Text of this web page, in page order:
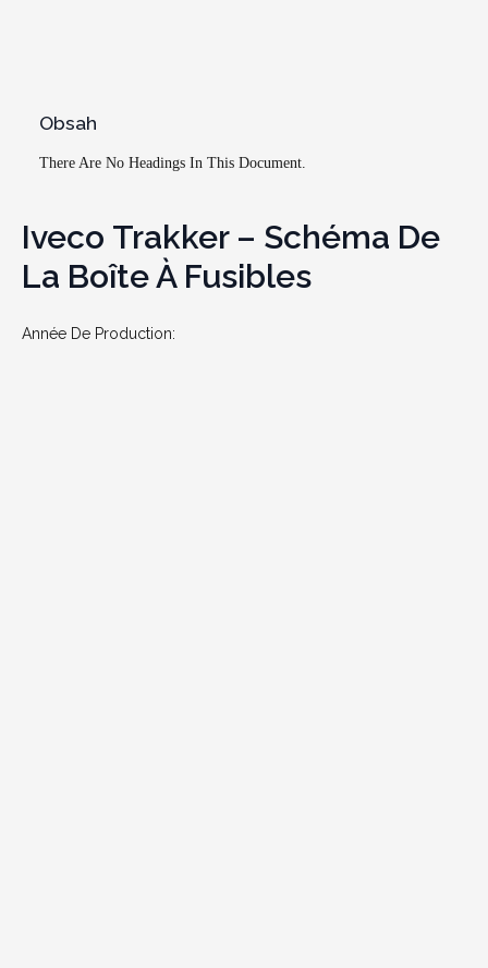
Obsah
There Are No Headings In This Document.
Iveco Trakker – Schéma De
La Boîte À Fusibles
Année De Production: